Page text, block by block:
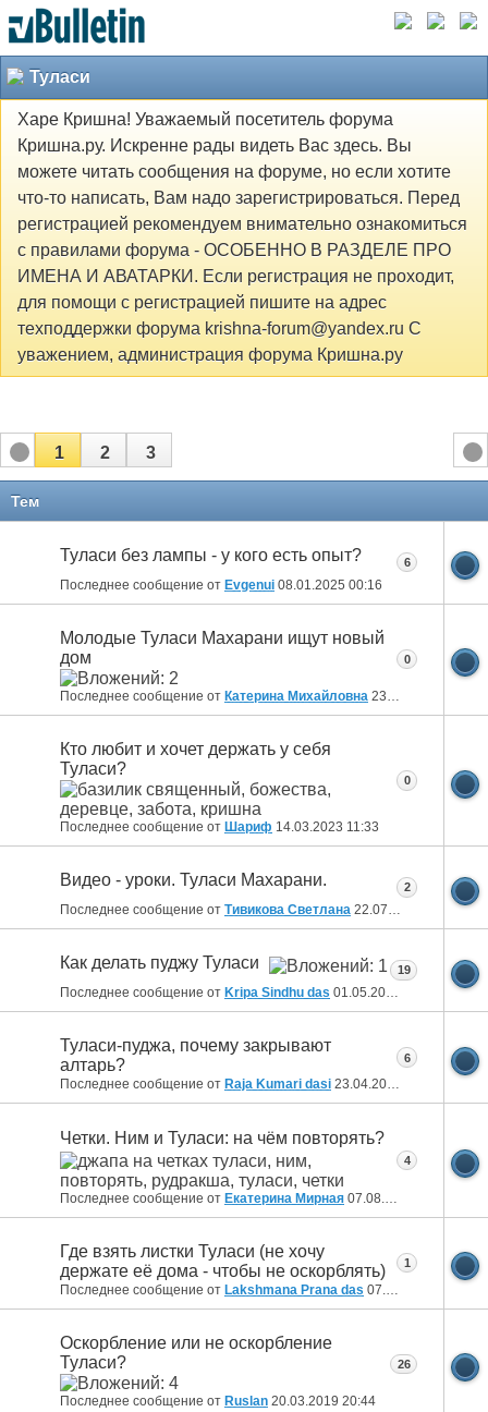
Туласи
Харе Кришна! Уважаемый посетитель форума
Кришна.ру. Искренне рады видеть Вас здесь. Вы
можете читать сообщения на форуме, но если хотите
что-то написать, Вам надо зарегистрироваться. Перед
регистрацией рекомендуем внимательно ознакомиться
с правилами форума - ОСОБЕННО В РАЗДЕЛЕ ПРО
ИМЕНА И АВАТАРКИ. Если регистрация не проходит,
для помощи с регистрацией пишите на адрес
техподдержки форума krishna-forum@yandex.ru С
уважением, администрация форума Кришна.ру
1 2 3
Тем
Туласи без лампы - у кого есть опыт?
Последнее сообщение от Evgenui 08.01.2025 00:16
6
Молодые Туласи Махарани ищут новый
дом
Последнее сообщение от Катерина Михайловна 23.10.2023
0
Кто любит и хочет держать у себя
Туласи?
Последнее сообщение от Шариф 14.03.2023 11:33
0
Видео - уроки. Туласи Махарани.
Последнее сообщение от Тивикова Светлана 22.07.2020 08:26
2
Как делать пуджу Туласи
Последнее сообщение от Kripa Sindhu das 01.05.2020
19
Туласи-пуджа, почему закрывают
алтарь?
Последнее сообщение от Raja Kumari dasi 23.04.2020
6
Четки. Ним и Туласи: на чём повторять?
Последнее сообщение от Екатерина Мирная 07.08.2019
4
Где взять листки Туласи (не хочу
держате её дома - чтобы не оскорблять)
Последнее сообщение от Lakshmana Prana das 07.08.2019
1
Оскорбление или не оскорбление
Туласи?
Последнее сообщение от Ruslan 20.03.2019 20:44
26